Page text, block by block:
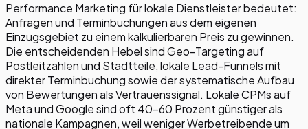
Performance Marketing für lokale Dienstleister bedeutet:
Anfragen und Terminbuchungen aus dem eigenen
Einzugsgebiet zu einem kalkulierbaren Preis zu gewinnen.
Die entscheidenden Hebel sind Geo-Targeting auf
Postleitzahlen und Stadtteile, lokale Lead-Funnels mit
direkter Terminbuchung sowie der systematische Aufbau
von Bewertungen als Vertrauenssignal. Lokale CPMs auf
Meta und Google sind oft 40-60 Prozent günstiger als
nationale Kampagnen, weil weniger Werbetreibende um